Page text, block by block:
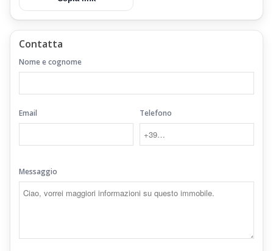
Contatta
Nome e cognome
Email Telefono
Messaggio